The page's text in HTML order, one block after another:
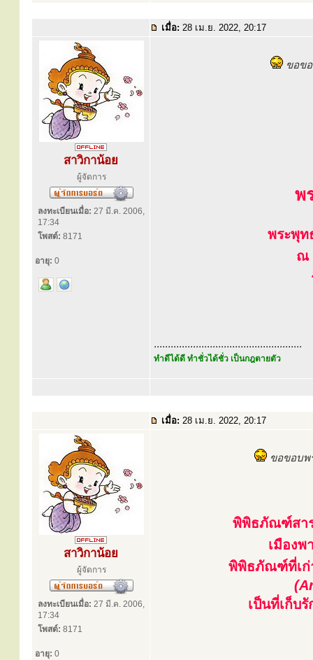
เมื่อ: 28 เม.ย. 2022, 20:17
สาวิกาน้อย
ผู้จัดการ
ลงทะเบียนเมื่อ: 27 มี.ค. 2006,
17:34
โพสต์: 8171
อายุ: 0
ขอข
พ
พระพุท
ณ
.....................................................
ทำดีได้ดี ทำชั่วได้ชั่ว เป็นกฎตายตัว
เมื่อ: 28 เม.ย. 2022, 20:17
สาวิกาน้อย
ผู้จัดการ
ลงทะเบียนเมื่อ: 27 มี.ค. 2006,
17:34
โพสต์: 8171
อายุ: 0
ขอขอบพ
พิพิธภัณฑ์สา
เมืองพ
พิพิธภัณฑ์ที่เก่
เป็นที่เก็บ